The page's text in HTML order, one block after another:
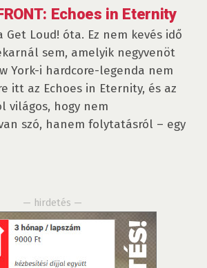
Echoes in Eternity
Loud! óta. Ez nem kevés idő
sem, amelyik negyvenöt
York-i hardcore-legenda nem
itt az Echoes in Eternity, és az
hogy nem
szó, hanem folytatásról – egy
— hirdetés —